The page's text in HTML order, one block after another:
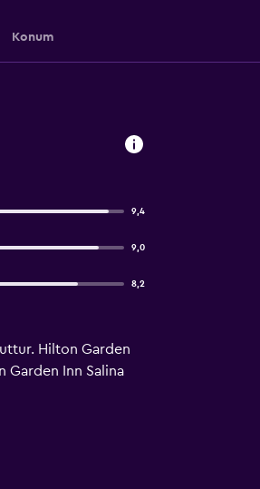
Konum
9,4
9,0
8,2
Hilton Garden
Garden Inn Salina